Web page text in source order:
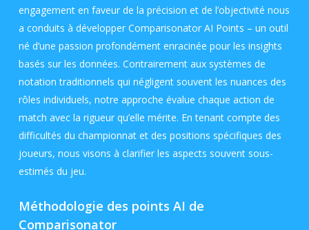
engagement en faveur de la précision et de l’objectivité nous
a conduits à développer Comparisonator AI Points – un outil
né d’une passion profondément enracinée pour les insights
basés sur les données. Contrairement aux systèmes de
notation traditionnels qui négligent souvent les nuances des
rôles individuels, notre approche évalue chaque action de
match avec la rigueur qu’elle mérite. En tenant compte des
difficultés du championnat et des positions spécifiques des
joueurs, nous visons à clarifier les aspects souvent sous-
estimés du jeu.
Méthodologie des points AI de
Comparisonator